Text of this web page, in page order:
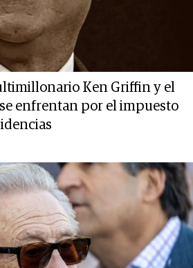
Ken Griffin y el
enfrentan por el impuesto